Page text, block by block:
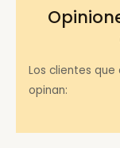
Los clientes
opinan: